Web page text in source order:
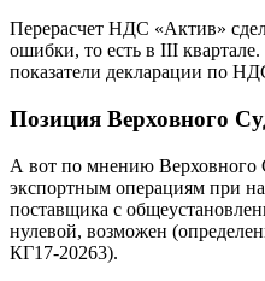
Перерасчет НДС «Актив»
ошибки, то есть в III квартале.
показатели декларации по
Позиция Верховного
А вот по мнению
экспортным операциям при
поставщика с
нулевой, возможен
КГ17-20263).